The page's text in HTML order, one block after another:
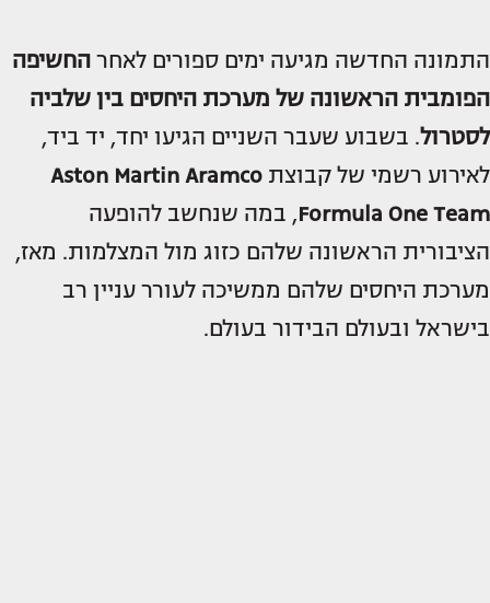
התמונה החדשה מגיעה ימים ספורים לאחר החשיפה
הפומבית הראשונה של מערכת היחסים בין שלביה
לסטרול. בשבוע שעבר השניים הגיעו יחד, יד ביד,
לאירוע רשמי של קבוצת Aston Martin Aramco
Formula One Team, במה שנחשב להופעה
הציבורית הראשונה שלהם כזוג מול המצלמות. מאז,
מערכת היחסים שלהם ממשיכה לעורר עניין רב
בישראל ובעולם הבידור בעולם.